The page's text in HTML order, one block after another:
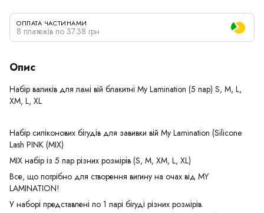
ОПЛАТА ЧАСТИНАМИ
8 платежів по 37.38 грн
Опис
Набір валиків для ламі вій блакитні My Lamination (5 пар) S, M, L,
XM, L, XL
Набір силіконових бігудів для завивки вій My Lamination (Silicone
Lash PINK (MIX)
MIX набір із 5 пар різних розмірів (S, M, XM, L, XL)
Все, що потрібно для створення вигину на очах від MY
LAMINATION!
У наборі представлені по 1 парі бігуді різних розмірів.